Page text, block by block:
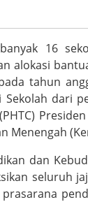
16
alokasi
tahun
Sekolah dari
Menengah
dan
seluruh